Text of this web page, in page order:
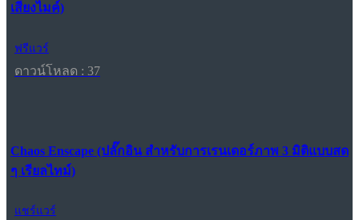
เสียงไมค์)
ฟรีแวร์
ดาวน์โหลด : 37
Chaos Enscape (ปลั๊กอิน สำหรับการเรนเดอร์ภาพ 3 มิติแบบสด
ๆ เรียลไทม์)
แชร์แวร์